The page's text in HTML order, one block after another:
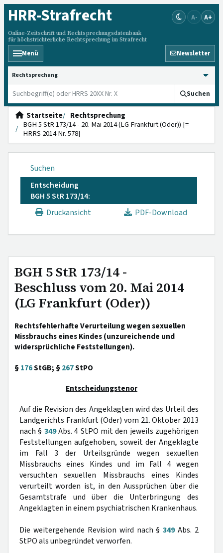
HRR-Strafrecht
Online-Zeitschrift und Rechtsprechungsdatenbank
für höchstrichterliche Rechtsprechung im Strafrecht
A- A+
Menü Newsletter
HRRS durchsuchen
Suchen
Startseite
Rechtsprechung
BGH 5 StR 173/14 - 20. Mai 2014 (LG Frankfurt (Oder)) [=
HRRS 2014 Nr. 578]
Suchen
Entscheidung
BGH 5 StR 173/14:
Druckansicht
PDF-Download
BGH 5 StR 173/14 -
Beschluss vom 20. Mai 2014
(LG Frankfurt (Oder))
Rechtsfehlerhafte Verurteilung wegen sexuellen
Missbrauchs eines Kindes (unzureichende und
widersprüchliche Feststellungen).
§176StGB; §267StPO
Entscheidungstenor
Auf die Revision des Angeklagten wird das Urteil des
Landgerichts Frankfurt (Oder) vom 21. Oktober 2013
nach § 349Abs. 4 StPO mit den jeweils zugehörigen
Feststellungen aufgehoben, soweit der Angeklagte
im Fall 3 der Urteilsgründe wegen sexuellen
Missbrauchs eines Kindes und im Fall 4 wegen
versuchten sexuellen Missbrauchs eines Kindes
verurteilt worden ist, in den Aussprüchen über die
Gesamtstrafe und über die Unterbringung des
Angeklagten in einem psychiatrischen Krankenhaus.
Die weitergehende Revision wird nach §349Abs. 2
StPO als unbegründet verworfen.